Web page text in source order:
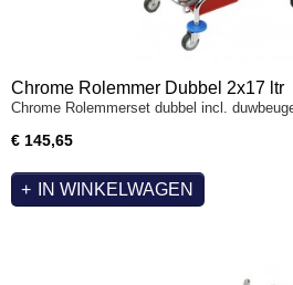
Chrome Rolemmer Dubbel 2x17 ltr
Chrome Rolemmerset dubbel incl.
€ 145,65
IN WINKELWAGEN